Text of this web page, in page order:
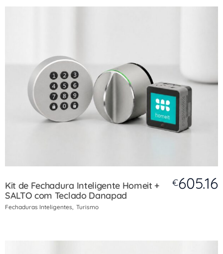
Kit de Fechadura Inteligente Homeit +
SALTO com Teclado Danapad
€605.16
Fechaduras Inteligentes Turismo